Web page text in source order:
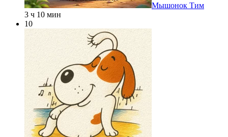
Мышонок Тим
3 ч 10 мин
10